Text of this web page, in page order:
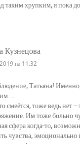
таким хрупким, я пока
Кузнецова
на 11:32
Татьяна!
смеётся, тоже ведь нет –
Им тоже больно
сфера когда-то,
чувства, эмоционально